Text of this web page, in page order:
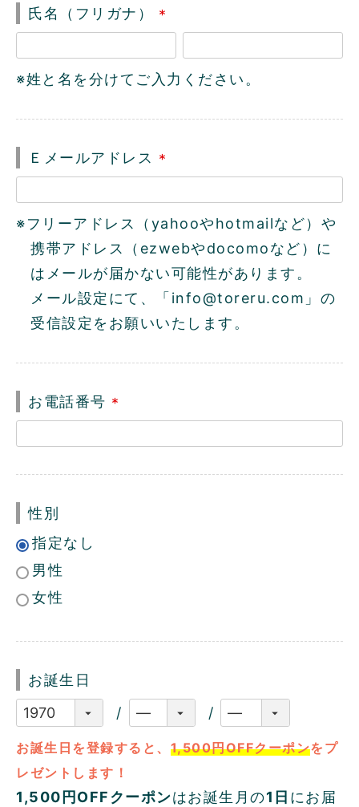
氏名（フリガナ）
(
必
須
※姓と名を分けてご入力ください。
Ｅメールアドレス
(
必
須
)
※フリーアドレス（yahooやhotmailなど）や
携帯アドレス（ezwebやdocomoなど）に
はメールが届かない可能性があります。
メール設定にて、「info@toreru.com」の
受信設定をお願いいたします。
お電話番号
(
必
性別
指定なし
男性
女性
お誕生日
お誕生日を登録すると、 1,500円OFFクーポンをプ
レゼントします！
1,500円OFFクーポンはお誕生月の1日 にお届